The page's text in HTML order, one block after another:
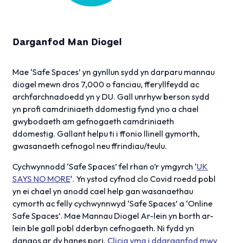
Darganfod Man Diogel
Mae ‘Safe Spaces’ yn gynllun sydd yn darparu mannau
diogel mewn dros 7,000 o fanciau, fferyllfeydd ac
archfarchnadoedd yn y DU. Gall unrhyw berson sydd
yn profi camdriniaeth ddomestig fynd yno a chael
gwybodaeth am gefnogaeth camdriniaeth
ddomestig. Gallant helpu ti i ffonio llinell gymorth,
gwasanaeth cefnogol neu ffrindiau/teulu.
Cychwynnodd ‘Safe Spaces’ fel rhan o’r ymgyrch ‘UK
SAYS NO MORE‘. Yn ystod cyfnod clo Covid roedd pobl
yn ei chael yn anodd cael help gan wasanaethau
cymorth ac felly cychwynnwyd ‘Safe Spaces’ a ‘Online
Safe Spaces’. Mae Mannau Diogel Ar-lein yn borth ar-
lein ble gall pobl dderbyn cefnogaeth. Ni fydd yn
dangos ar dy hanes pori. Clicia yma i ddarganfod mwy